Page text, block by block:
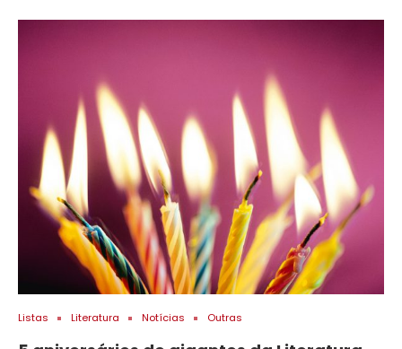
Listas Literatura Notícias Outras